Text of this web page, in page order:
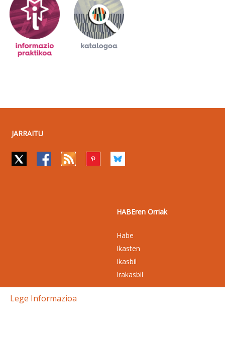
JARRAITU
HABEren Orriak
Habe
Ikasten
Ikasbil
Irakasbil
Lege Informazioa